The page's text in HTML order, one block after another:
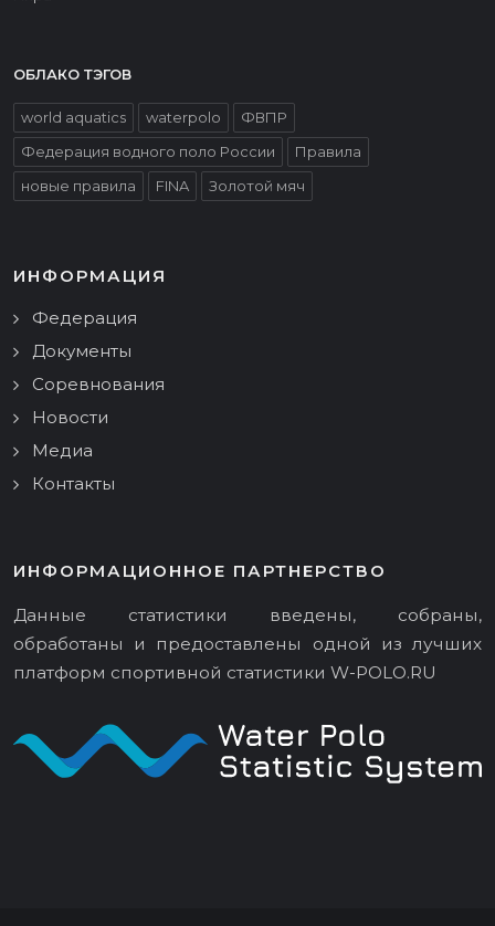
ОБЛАКО ТЭГОВ
world aquatics waterpolo
ФВПР
Федерация водного поло России
Правила
новые правила
FINA Золотой мяч
ИНФОРМАЦИЯ
Федерация
Документы
Соревнования
Новости
Медиа
Контакты
ИНФОРМАЦИОННОЕ ПАРТНЕРСТВО
Данные статистики введены, собраны,
обработаны и предоставлены одной из лучших
платформ спортивной статистики W-POLO.RU